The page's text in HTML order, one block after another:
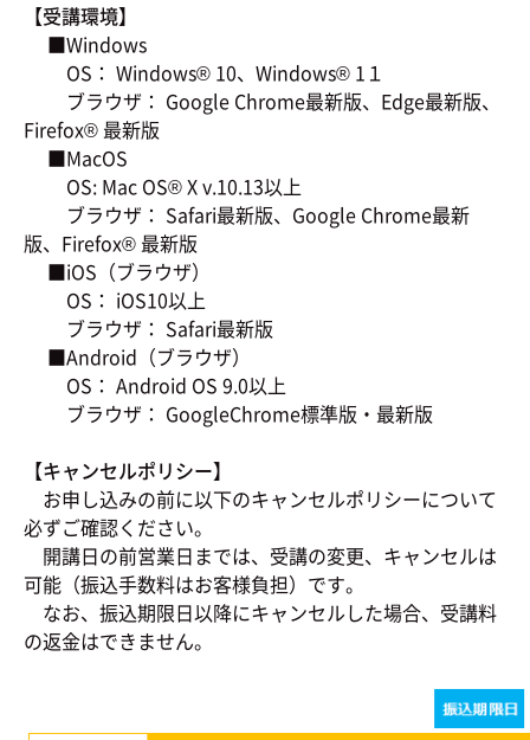
【受講環境】
■Windows
OS： Windows® 10、Windows® 1１
ブラウザ： Google Chrome最新版、Edge最新版、
Firefox® 最新版
■MacOS
OS: Mac OS® X v.10.13以上
ブラウザ： Safari最新版、Google Chrome最新
版、Firefox® 最新版
■iOS（ブラウザ）
OS： iOS10以上
ブラウザ： Safari最新版
■Android（ブラウザ）
OS： Android OS 9.0以上
ブラウザ： GoogleChrome標準版・最新版
【キャンセルポリシー】
お申し込みの前に以下のキャンセルポリシーについて
必ずご確認ください。
開講日の前営業日までは、受講の変更、キャンセルは
可能（振込手数料はお客様負担）です。
なお、振込期限日以降にキャンセルした場合、受講料
の返金はできません。